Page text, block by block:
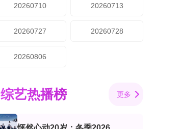
20260710 20260713
20260727 20260728
20260806
综艺热播榜 更多